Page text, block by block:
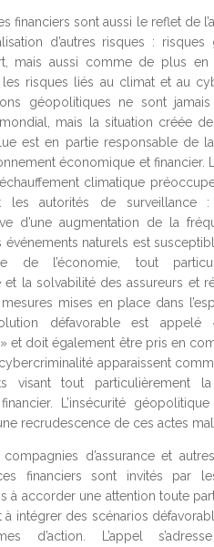
financiers sont aussi le reflet de
d’autres risques : risques
mais aussi comme de plus en
risques liés au climat et au
géopolitiques ne sont
mais la situation créée
est en partie responsable de
économique et financier.
climatique
les autorités de surveillance
d’une augmentation de la
événements naturels est
de l’économie, tout
et la solvabilité des assureurs et
mises en place dans
défavorable est
et doit également être pris en
apparaissent
visant tout particulièrement
L’insécurité géopolitique
recrudescence de ces actes
compagnies d’assurance et
financiers sont invités par
à accorder une attention toute
à intégrer des scénarios
d’action. L’appel